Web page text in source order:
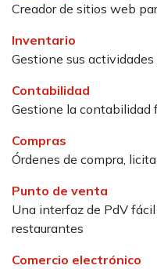
Creador de sitios web
Inventario
Gestione sus
Contabilidad
Gestione la contabilidad
Compras
Órdenes de compra,
Punto de venta
Una interfaz de PdV
restaurantes
Comercio electrónico